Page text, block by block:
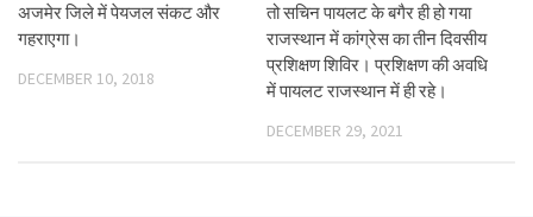
अजमेर जिले में पेयजल संकट और
गहराएगा।
DECEMBER 10, 2018
तो सचिन पायलट के बगैर ही हो गया
राजस्थान में कांग्रेस का तीन दिवसीय
प्रशिक्षण शिविर। प्रशिक्षण की अवधि
में पायलट राजस्थान में ही रहे।
DECEMBER 29, 2021